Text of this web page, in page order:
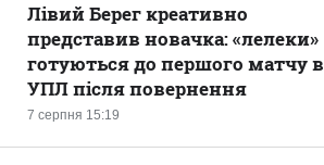
7 серпня 15:19
Лівий Берег креативно
представив новачка: «лелеки»
готуються до першого матчу в
УПЛ після повернення